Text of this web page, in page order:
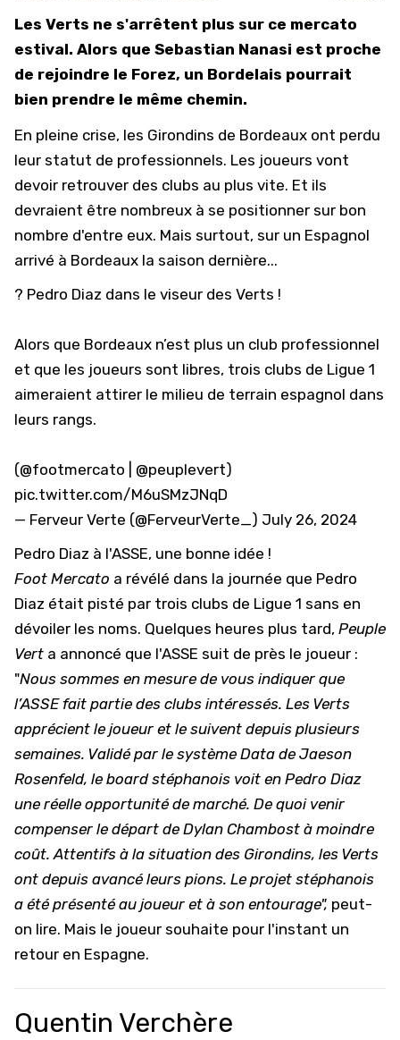
Les Verts ne s'arrêtent plus sur ce mercato
estival. Alors que Sebastian Nanasi est proche
de rejoindre le Forez, un Bordelais pourrait
bien prendre le même chemin.
En pleine crise, les Girondins de Bordeaux ont perdu
leur statut de professionnels. Les joueurs vont
devoir retrouver des clubs au plus vite. Et ils
devraient être nombreux à se positionner sur bon
nombre d'entre eux. Mais surtout, sur un Espagnol
arrivé à Bordeaux la saison dernière...
? Pedro Diaz dans le viseur des Verts !
Alors que Bordeaux n’est plus un club professionnel
et que les joueurs sont libres, trois clubs de Ligue 1
aimeraient attirer le milieu de terrain espagnol dans
leurs rangs.
(@footmercato @peuplevert)
pic.twitter.com/M6uSMzJNqD
— Ferveur Verte (@FerveurVerte_) July 26, 2024
Pedro Diaz à l'ASSE, une bonne idée !
Foot Mercato a révélé dans la journée que Pedro
Diaz était pisté par trois clubs de Ligue 1 sans en
dévoiler les noms. Quelques heures plus tard, Peuple
Vert a annoncé que l'ASSE suit de près le joueur :
"Nous sommes en mesure de vous indiquer que
l’ASSE fait partie des clubs intéressés. Les Verts
apprécient le joueur et le suivent depuis plusieurs
semaines. Validé par le système Data de Jaeson
Rosenfeld, le board stéphanois voit en Pedro Diaz
une réelle opportunité de marché. De quoi venir
compenser le départ de Dylan Chambost à moindre
coût. Attentifs à la situation des Girondins, les Verts
ont depuis avancé leurs pions. Le projet stéphanois
a été présenté au joueur et à son entourage", peut-
on lire. Mais le joueur souhaite pour l'instant un
retour en Espagne.
Quentin Verchère